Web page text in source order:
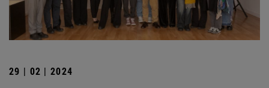
29 | 02 | 2024